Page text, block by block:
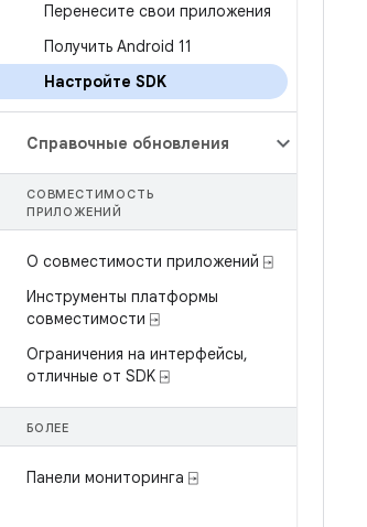
Перенесите свои приложения
Получить Android 11
Настройте SDK
Справочные обновления
СОВМЕСТИМОСТЬ
ПРИЛОЖЕНИЙ
О совместимости приложений ⍈
Инструменты платформы
совместимости ⍈
Ограничения на интерфейсы,
отличные от SDK ⍈
БОЛЕЕ
Панели мониторинга ⍈